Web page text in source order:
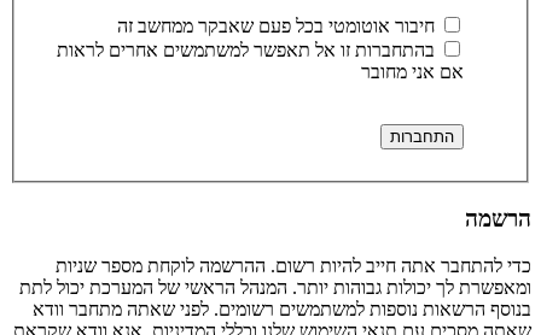
חיבור אוטומטי בכל פעם שאבקר ממחשב זה
בהתחברות זו אל תאפשר למשתמשים אחרים לראות
אם אני מחובר
הרשמה
כדי להתחבר אתה חייב להיות רשום. ההרשמה לוקחת מספר שניות
ומאפשרת לך יכולות גבוהות יותר. המנהל הראשי של המערכת יכול לתת
בנוסף הרשאות נוספות למשתמשים רשומים. לפני שאתה מתחבר וודא
שאתה מסכים עם תנאי השימוש שלנו וכללי המדיניות. אנא וודא שקראת